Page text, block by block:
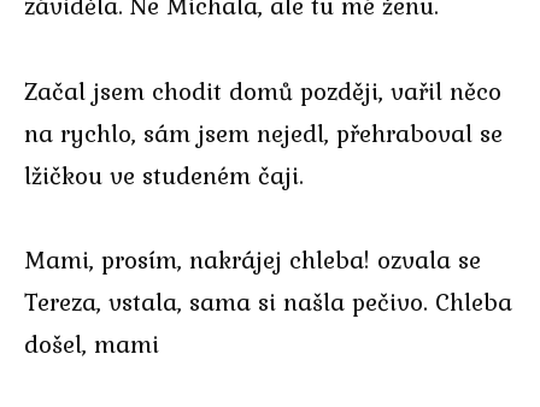
Začal jsem chodit domů později, vařil něco
na rychlo, sám jsem nejedl, přehraboval se
lžičkou ve studeném čaji.
Mami, prosím, nakrájej chleba! ozvala se
Tereza, vstala, sama si našla pečivo. Chleba
došel, mami